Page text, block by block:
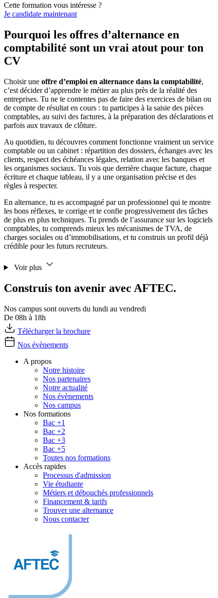
Cette formation vous intéresse ?
Je candidate maintenant
Pourquoi les offres d’alternance en
comptabilité sont un vrai atout pour ton
CV
Choisir une offre d’emploi en alternance dans la comptabilité,
c’est décider d’apprendre le métier au plus près de la réalité des
entreprises. Tu ne te contentes pas de faire des exercices de bilan ou
de compte de résultat en cours : tu participes à la saisie des pièces
comptables, au suivi des factures, à la préparation des déclarations et
parfois aux travaux de clôture.
Au quotidien, tu découvres comment fonctionne vraiment un service
comptable ou un cabinet : répartition des dossiers, échanges avec les
clients, respect des échéances légales, relation avec les banques et
les organismes sociaux. Tu vois que derrière chaque facture, chaque
écriture et chaque tableau, il y a une organisation précise et des
règles à respecter.
En alternance, tu es accompagné par un professionnel qui te montre
les bons réflexes, te corrige et te confie progressivement des tâches
de plus en plus techniques. Tu prends de l’assurance sur les logiciels
comptables, tu comprends mieux les mécanismes de TVA, de
charges sociales ou d’immobilisations, et tu construis un profil déjà
crédible pour les futurs recruteurs.
Voir plus
Construis ton avenir avec AFTEC.
Nos campus sont ouverts du lundi au vendredi
De 08h à 18h
Télécharger la brochure
Nos évènements
A propos
Notre histoire
Nos partenaires
Notre actualité
Nos évènements
Nos campus
Nos formations
Bac +1
Bac +2
Bac +3
Bac +5
Toutes nos formations
Accès rapides
Processus d'admission
Vie étudiante
Métiers et débouchés professionnels
Financement & tarifs
Trouver une alternance
Nous contacter